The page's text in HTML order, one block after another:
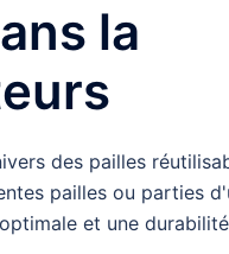
la
des pailles
pailles ou parties
et une